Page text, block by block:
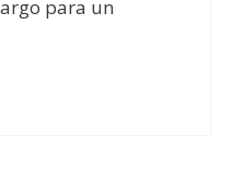
para un